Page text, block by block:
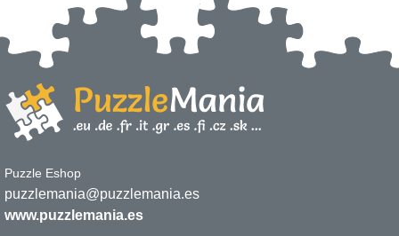
Puzzle Eshop
puzzlemania@puzzlemania.es
www.puzzlemania.es